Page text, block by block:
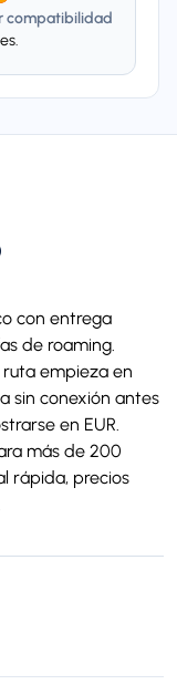
compatibilidad
con entrega
de roaming.
empieza en
sin conexión antes
en EUR.
más de 200
rápida, precios